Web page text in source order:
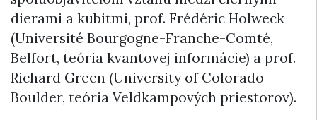
dierami a kubitmi, prof. Frédéric Holweck
(Université Bourgogne-Franche-Comté,
Belfort, teória kvantovej informácie) a prof.
Richard Green (University of Colorado
Boulder, teória Veldkampových priestorov).